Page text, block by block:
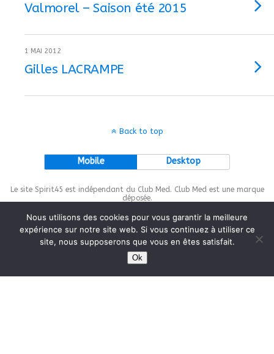
Valmorel – Saison été 2015
1 MAI 2012
Gilles LACRAMPE
Back to top
Mobile Desktop
Le site Spirit45 est indépendant du Club Med. Club Med est une marque
déposée.
This site is protected bywp-copyrightpro.com
Nous utilisons des cookies pour vous garantir la meilleure
expérience sur notre site web. Si vous continuez à utiliser ce
site, nous supposerons que vous en êtes satisfait.
Ok